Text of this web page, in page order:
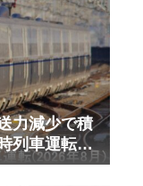
力減少で積
列車運転